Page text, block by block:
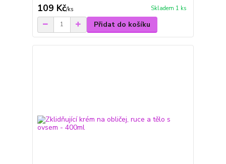
109 Kč/ks Skladem 1 ks
Přidat do košíku